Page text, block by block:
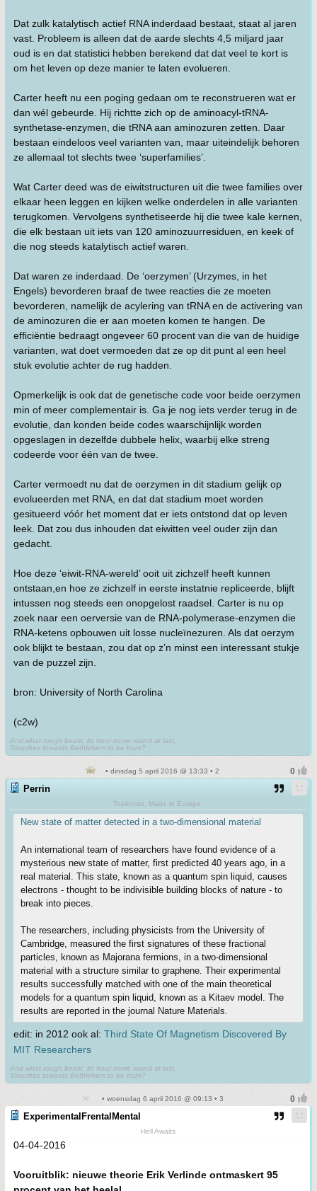
Dat zulk katalytisch actief RNA inderdaad bestaat, staat al jaren
vast. Probleem is alleen dat de aarde slechts 4,5 miljard jaar
oud is en dat statistici hebben berekend dat dat veel te kort is
om het leven op deze manier te laten evolueren.
Carter heeft nu een poging gedaan om te reconstrueren wat er
dan wél gebeurde. Hij richtte zich op de aminoacyl-tRNA-
synthetase-enzymen, die tRNA aan aminozuren zetten. Daar
bestaan eindeloos veel varianten van, maar uiteindelijk behoren
ze allemaal tot slechts twee ‘superfamilies’.
Wat Carter deed was de eiwitstructuren uit die twee families over
elkaar heen leggen en kijken welke onderdelen in alle varianten
terugkomen. Vervolgens synthetiseerde hij die twee kale kernen,
die elk bestaan uit iets van 120 aminozuurresiduen, en keek of
die nog steeds katalytisch actief waren.
Dat waren ze inderdaad. De ‘oerzymen’ (Urzymes, in het
Engels) bevorderen braaf de twee reacties die ze moeten
bevorderen, namelijk de acylering van tRNA en de activering van
de aminozuren die er aan moeten komen te hangen. De
efficiëntie bedraagt ongeveer 60 procent van die van de huidige
varianten, wat doet vermoeden dat ze op dit punt al een heel
stuk evolutie achter de rug hadden.
Opmerkelijk is ook dat de genetische code voor beide oerzymen
min of meer complementair is. Ga je nog iets verder terug in de
evolutie, dan konden beide codes waarschijnlijk worden
opgeslagen in dezelfde dubbele helix, waarbij elke streng
codeerde voor één van de twee.
Carter vermoedt nu dat de oerzymen in dit stadium gelijk op
evolueerden met RNA, en dat dat stadium moet worden
gesitueerd vóór het moment dat er iets ontstond dat op leven
leek. Dat zou dus inhouden dat eiwitten veel ouder zijn dan
gedacht.
Hoe deze ‘eiwit-RNA-wereld’ ooit uit zichzelf heeft kunnen
ontstaan,en hoe ze zichzelf in eerste instatnie repliceerde, blijft
intussen nog steeds een onopgelost raadsel. Carter is nu op
zoek naar een oerversie van de RNA-polymerase-enzymen die
RNA-ketens opbouwen uit losse nucleïnezuren. Als dat oerzym
ook blijkt te bestaan, zou dat op z’n minst een interessant stukje
van de puzzel zijn.
bron: University of North Carolina
(c2w)
And what rough beast, its hour come round at last,
Slouches towards Bethlehem to be born?
• dinsdag 5 april 2016 @ 13:33 • 2
Perrin
Toekomst. Made in Europe.
New state of matter detected in a two-dimensional material
An international team of researchers have found evidence of a
mysterious new state of matter, first predicted 40 years ago, in a
real material. This state, known as a quantum spin liquid, causes
electrons - thought to be indivisible building blocks of nature - to
break into pieces.
The researchers, including physicists from the University of
Cambridge, measured the first signatures of these fractional
particles, known as Majorana fermions, in a two-dimensional
material with a structure similar to graphene. Their experimental
results successfully matched with one of the main theoretical
models for a quantum spin liquid, known as a Kitaev model. The
results are reported in the journal Nature Materials.
edit: in 2012 ook al: Third State Of Magnetism Discovered By
MIT Researchers
And what rough beast, its hour come round at last,
Slouches towards Bethlehem to be born?
• woensdag 6 april 2016 @ 09:13 • 3
ExperimentalFrentalMental
Hell Awaits
04-04-2016
Vooruitblik: nieuwe theorie Erik Verlinde ontmaskert 95